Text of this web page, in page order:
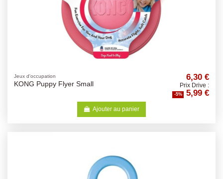
Jeux d'occupation
KONG Puppy Flyer Small
6,30 €
Prix Drive :
-5% 5,99 €
Ajouter au panier